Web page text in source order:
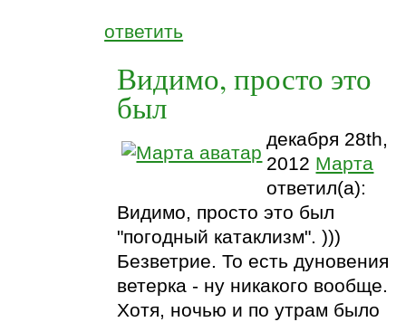
ответить
Видимо, просто это
был
декабря 28th,
2012 Марта
ответил(а):
Видимо, просто это был
"погодный катаклизм". )))
Безветрие. То есть дуновения
ветерка - ну никакого вообще.
Хотя, ночью и по утрам было